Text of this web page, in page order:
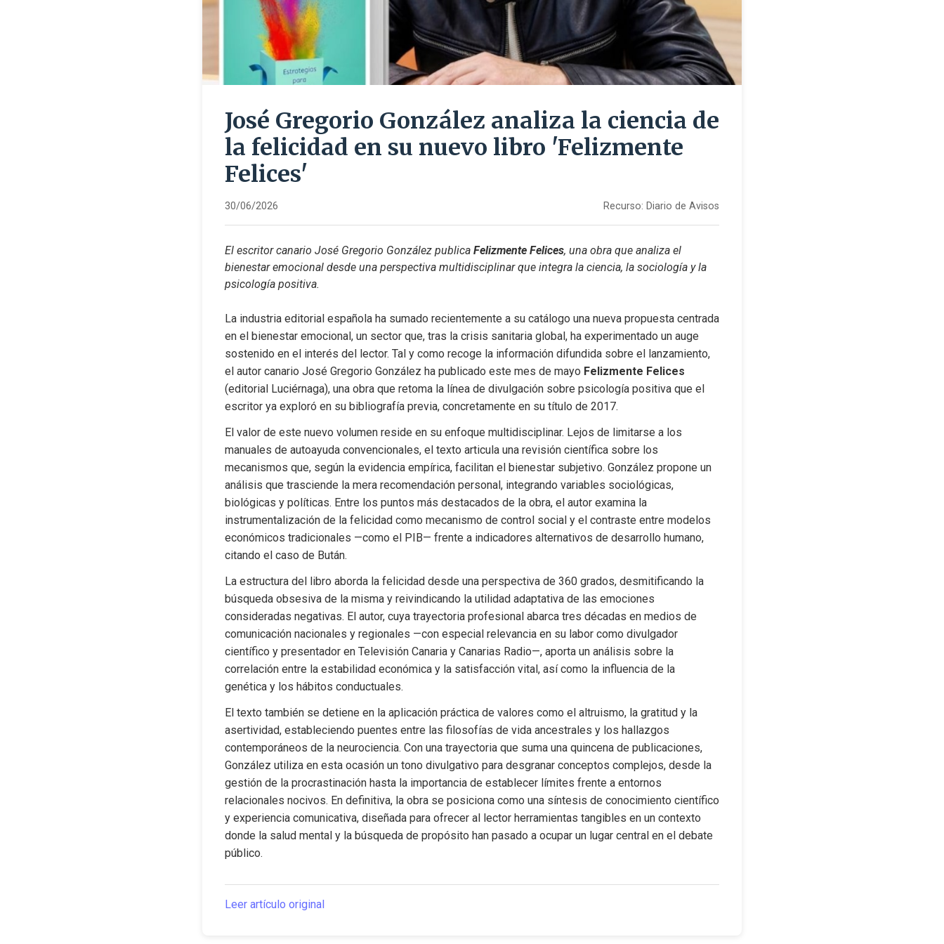
José Gregorio González analiza la ciencia de
la felicidad en su nuevo libro 'Felizmente
Felices'
30/06/2026 Recurso: Diario de Avisos
El escritor canario José Gregorio González publica Felizmente Felices, una obra que analiza el
bienestar emocional desde una perspectiva multidisciplinar que integra la ciencia, la sociología y la
psicología positiva.
La industria editorial española ha sumado recientemente a su catálogo una nueva propuesta centrada
en el bienestar emocional, un sector que, tras la crisis sanitaria global, ha experimentado un auge
sostenido en el interés del lector. Tal y como recoge la información difundida sobre el lanzamiento,
el autor canario José Gregorio González ha publicado este mes de mayo Felizmente Felices
(editorial Luciérnaga), una obra que retoma la línea de divulgación sobre psicología positiva que el
escritor ya exploró en su bibliografía previa, concretamente en su título de 2017.
El valor de este nuevo volumen reside en su enfoque multidisciplinar. Lejos de limitarse a los
manuales de autoayuda convencionales, el texto articula una revisión científica sobre los
mecanismos que, según la evidencia empírica, facilitan el bienestar subjetivo. González propone un
análisis que trasciende la mera recomendación personal, integrando variables sociológicas,
biológicas y políticas. Entre los puntos más destacados de la obra, el autor examina la
instrumentalización de la felicidad como mecanismo de control social y el contraste entre modelos
económicos tradicionales —como el PIB— frente a indicadores alternativos de desarrollo humano,
citando el caso de Bután.
La estructura del libro aborda la felicidad desde una perspectiva de 360 grados, desmitificando la
búsqueda obsesiva de la misma y reivindicando la utilidad adaptativa de las emociones
consideradas negativas. El autor, cuya trayectoria profesional abarca tres décadas en medios de
comunicación nacionales y regionales —con especial relevancia en su labor como divulgador
científico y presentador en Televisión Canaria y Canarias Radio—, aporta un análisis sobre la
correlación entre la estabilidad económica y la satisfacción vital, así como la influencia de la
genética y los hábitos conductuales.
El texto también se detiene en la aplicación práctica de valores como el altruismo, la gratitud y la
asertividad, estableciendo puentes entre las filosofías de vida ancestrales y los hallazgos
contemporáneos de la neurociencia. Con una trayectoria que suma una quincena de publicaciones,
González utiliza en esta ocasión un tono divulgativo para desgranar conceptos complejos, desde la
gestión de la procrastinación hasta la importancia de establecer límites frente a entornos
relacionales nocivos. En definitiva, la obra se posiciona como una síntesis de conocimiento científico
y experiencia comunicativa, diseñada para ofrecer al lector herramientas tangibles en un contexto
donde la salud mental y la búsqueda de propósito han pasado a ocupar un lugar central en el debate
público.
Leer artículo original